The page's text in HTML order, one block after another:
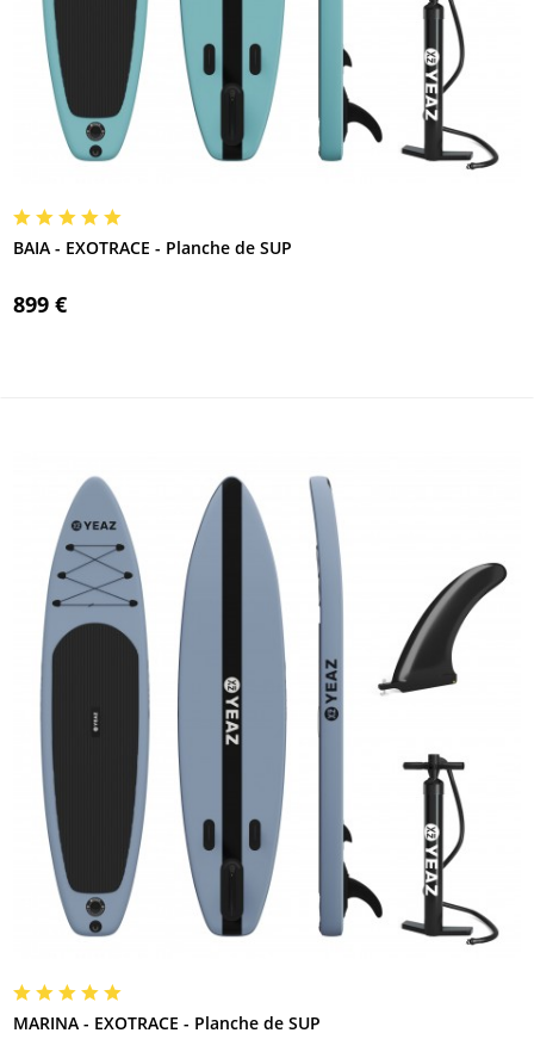
BAIA - EXOTRACE - Planche de SUP
899 €
MARINA - EXOTRACE - Planche de SUP